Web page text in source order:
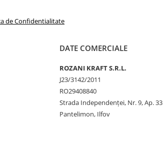
de Confidentialitate
DATE COMERCIALE
ROZANI KRAFT S.R.L.
J23/3142/2011
RO29408840
Strada Independenței, Nr. 9, Ap. 33
Pantelimon, Ilfov